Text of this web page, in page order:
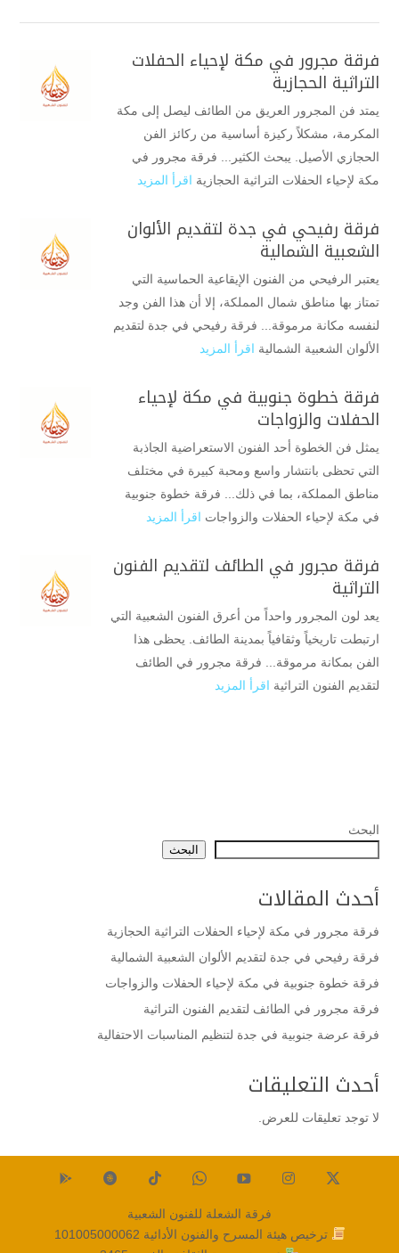
فرقة مجرور في مكة لإحياء الحفلات
التراثية الحجازية
يمتد فن المجرور العريق من الطائف ليصل إلى مكة
المكرمة، مشكلاً ركيزة أساسية من ركائز الفن
الحجازي الأصيل. يبحث الكثير... فرقة مجرور في
مكة لإحياء الحفلات التراثية الحجازية اقرأ المزيد
فرقة رفيحي في جدة لتقديم الألوان
الشعبية الشمالية
يعتبر الرفيحي من الفنون الإيقاعية الحماسية التي
تمتاز بها مناطق شمال المملكة، إلا أن هذا الفن وجد
لنفسه مكانة مرموقة... فرقة رفيحي في جدة لتقديم
الألوان الشعبية الشمالية اقرأ المزيد
فرقة خطوة جنوبية في مكة لإحياء
الحفلات والزواجات
يمثل فن الخطوة أحد الفنون الاستعراضية الجاذبة
التي تحظى بانتشار واسع ومحبة كبيرة في مختلف
مناطق المملكة، بما في ذلك... فرقة خطوة جنوبية
في مكة لإحياء الحفلات والزواجات اقرأ المزيد
فرقة مجرور في الطائف لتقديم الفنون
التراثية
يعد لون المجرور واحداً من أعرق الفنون الشعبية التي
ارتبطت تاريخياً وثقافياً بمدينة الطائف. يحظى هذا
الفن بمكانة مرموقة... فرقة مجرور في الطائف
لتقديم الفنون التراثية اقرأ المزيد
البحث
البحث
أحدث المقالات
فرقة مجرور في مكة لإحياء الحفلات التراثية الحجازية
فرقة رفيحي في جدة لتقديم الألوان الشعبية الشمالية
فرقة خطوة جنوبية في مكة لإحياء الحفلات والزواجات
فرقة مجرور في الطائف لتقديم الفنون التراثية
فرقة عرضة جنوبية في جدة لتنظيم المناسبات الاحتفالية
أحدث التعليقات
لا توجد تعليقات للعرض.
فرقة الشعلة للفنون الشعبية
ترخيص هيئة المسرح والفنون الأدائية 101005000062